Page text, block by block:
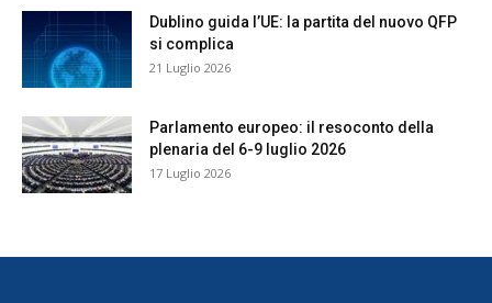
Dublino guida l’UE: la partita del nuovo QFP
si complica
21 Luglio 2026
Parlamento europeo: il resoconto della
plenaria del 6-9 luglio 2026
17 Luglio 2026